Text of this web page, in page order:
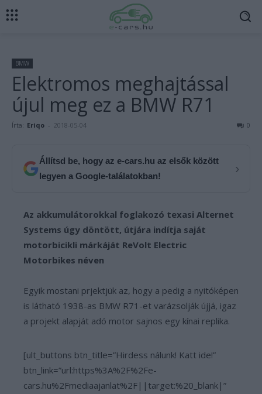
BMW
Elektromos meghajtással
újul meg ez a BMW R71
Írta: Eriqo - 2018-05-04 0
Állítsd be, hogy az e-cars.hu az elsők között
legyen a Google-találatokban!
›
Az akkumulátorokkal foglakozó texasi Alternet
Systems úgy döntött, útjára indítja saját
motorbicikli márkáját ReVolt Electric
Motorbikes néven
Egyik mostani prjektjük az, hogy a pedig a nyitóképen
is látható 1938-as BMW R71-et varázsolják újjá, igaz
a projekt alapját adó motor sajnos egy kínai replika.
[ult_buttons btn_title=”Hirdess nálunk! Katt ide!”
btn_link=”url:https%3A%2F%2Fe-
cars.hu%2Fmediaajanlat%2F||target:%20_blank|”